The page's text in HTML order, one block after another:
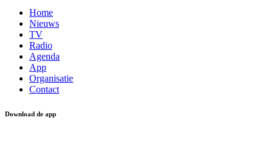
Home
Nieuws
TV
Radio
Agenda
App
Organisatie
Contact
Download de app